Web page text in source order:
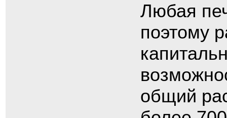
Любая
поэтому
общий